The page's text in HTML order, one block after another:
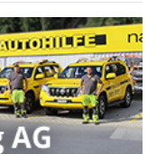
zu mehreren